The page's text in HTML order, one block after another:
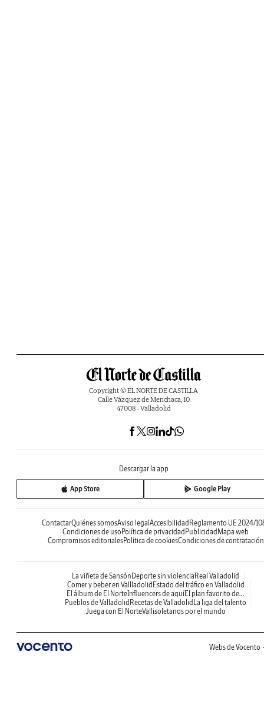
Copyright © EL NORTE DE CASTILLA
Calle Vázquez de Menchaca, 10
47008 - Valladolid
Descargar la app
App Store Google Play
ContactarQuiénes somosAviso legal Accesibilidad Reglamento UE 2024/
Condiciones de uso Política de privacidad Publicidad Mapa web
Compromisos editorialesPolítica de cookiesCondiciones de contratación
La viñeta de Sansón Deporte sin violencia Real Valladolid
Comer y beber en Vallladolid Estado del tráfico en Valladolid
El álbum de El NorteInfluencers de aquíEl plan favorito de...
Pueblos de Valladolid Recetas de Valladolid La liga del talento
Juega con El NorteVallisoletanos por el mundo
Webs de Vocento